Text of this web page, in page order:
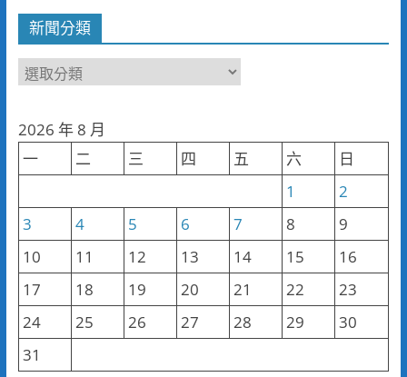
新聞分類
新
類
2026 年 8 月
一
二 三 四 五 六
日
1
2
3
4 5 6 7 8
9
10
11 12 13 14 15
16
17
18 19 20 21 22
23
24
25 26 27 28 29
30
31